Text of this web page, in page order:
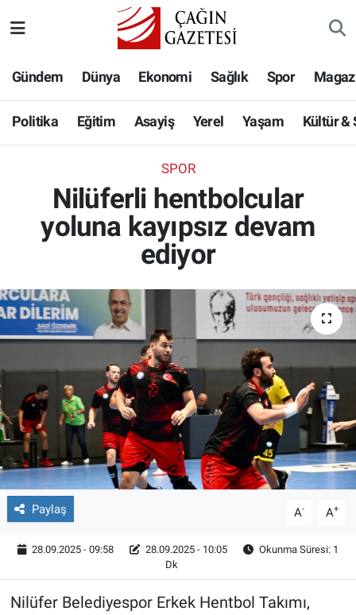
Gündem Dünya Ekonomi Sağlık Spor
Politika Eğitim Asayiş Yerel Yaşam Kültür &
SPOR
Nilüferli hentbolcular
yoluna kayıpsız devam
ediyor
Paylaş A- A+
28.09.2025 - 09:58 28.09.2025 - 10:05
Okunma Süresi: 1
Dk
Nilüfer Belediyespor Erkek Hentbol Takımı,
Eğitim
Asayiş
Yaşam
Bilim-Teknoloji
Köşe Yazıları
Röportaj
Video Galeri
Hava Durumu
Namaz Vakitleri
Süper Lig Puan Durumu ve Fikstür
Son Dakika Haberleri
Haber Arşivi